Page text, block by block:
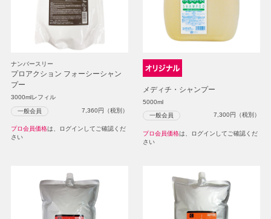
ナンバースリー
プロアクション フォーシーシャン
プー
3000mlレフィル
一般会員 7,360円（税別）
プロ会員価格は、ログインしてご確認くだ
さい
メディチ・シャンプー
5000ml
一般会員 7,300円（税別）
プロ会員価格は、ログインしてご確認くだ
さい